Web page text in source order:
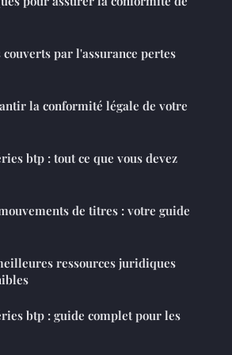
couverts par l'assurance pertes
la conformité légale de votre
btp : tout ce que vous devez
de titres : votre guide
ressources juridiques
btp : guide complet pour les